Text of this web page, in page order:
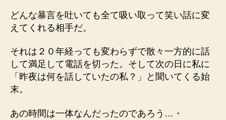
どんな暴言を吐いても全て吸い取って笑い話に変
えてくれる相手だ。
それは２０年経っても変わらずで散々一方的に話
して満足して電話を切った。そして次の日に私に
「昨夜は何を話していたの私？」と聞いてくる始
末。
あの時間は一体なんだったのであろう…・